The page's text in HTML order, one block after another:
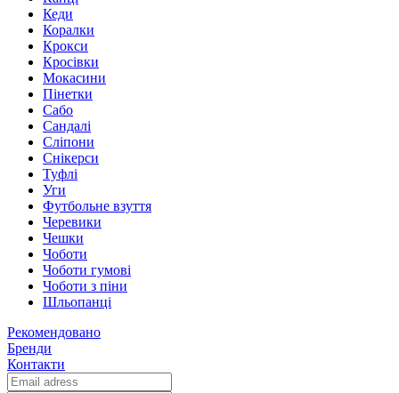
Кеди
Коралки
Крокси
Кросівки
Мокасини
Пінетки
Сабо
Сандалі
Сліпони
Снікерси
Туфлі
Уги
Футбольне взуття
Черевики
Чешки
Чоботи
Чоботи гумові
Чоботи з піни
Шльопанці
Рекомендовано
Бренди
Контакти